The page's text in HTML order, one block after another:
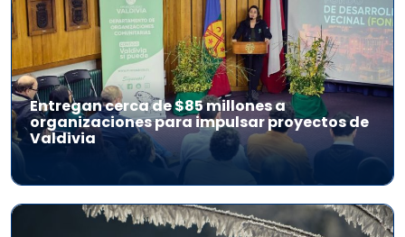
Entregan cerca de $85 millones a
organizaciones para impulsar proyectos de
Valdivia